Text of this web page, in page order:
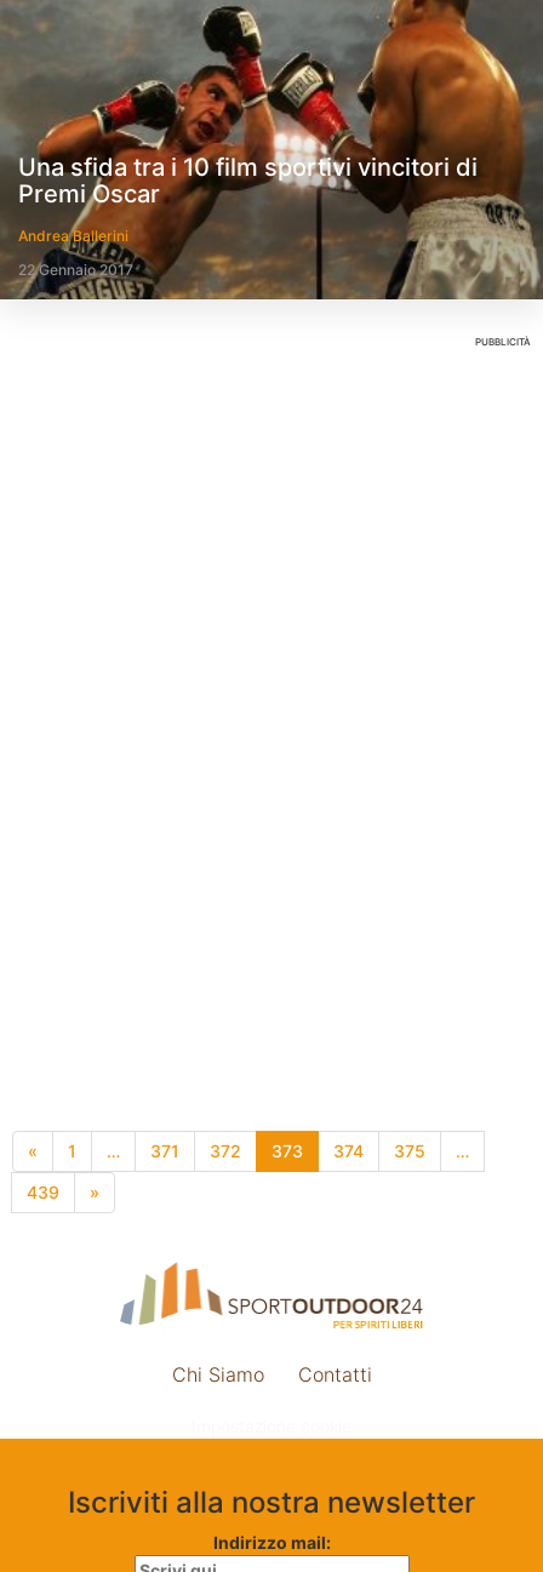
Una sfida tra i 10 film sportivi vincitori di
Premi Oscar
Andrea Ballerini
22 Gennaio 2017
PUBBLICITÀ
« 1 … 371 372 373 374 375
…
439
»
Chi Siamo Contatti
Iscriviti alla nostra newsletter
Indirizzo mail: